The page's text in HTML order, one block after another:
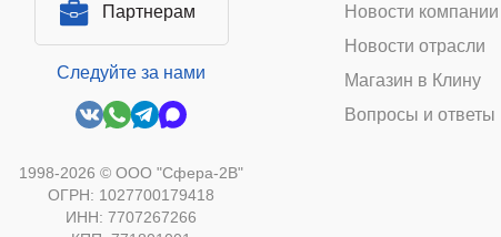
Партнерам
Следуйте за нами
1998-2026 © ООО "Сфера-2В"
ОГРН: 1027700179418
ИНН: 7707267266
Новости компании
Новости отрасли
Магазин в Клину
Вопросы и ответы